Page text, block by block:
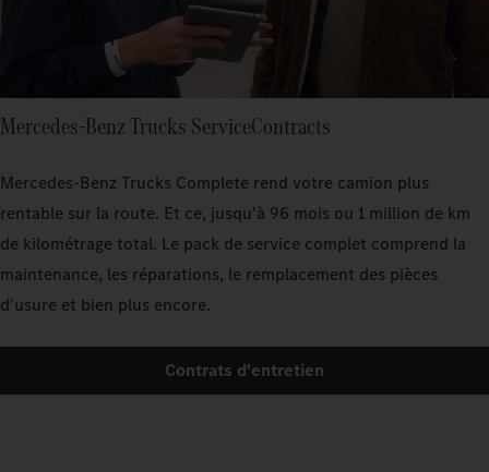
Mercedes‑Benz Trucks ServiceContracts
Mercedes‑Benz Trucks Complete rend votre camion plus
rentable sur la route. Et ce, jusqu'à 96 mois ou 1 million de km
de kilométrage total. Le pack de service complet comprend la
maintenance, les réparations, le remplacement des pièces
d'usure et bien plus encore.
Contrats d'entretien